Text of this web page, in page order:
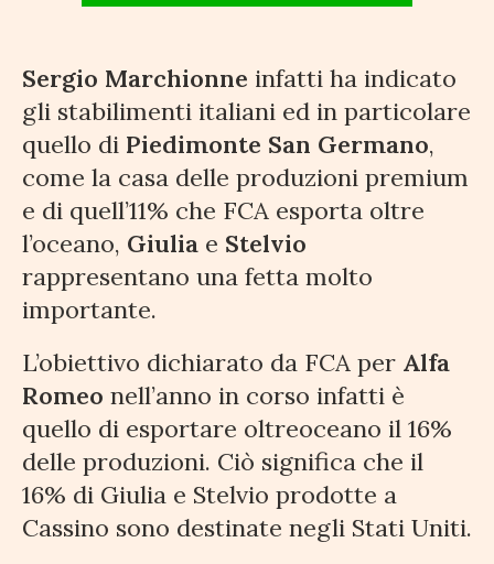
Sergio Marchionne infatti ha indicato
gli stabilimenti italiani ed in particolare
quello di Piedimonte San Germano,
come la casa delle produzioni premium
e di quell’11% che FCA esporta oltre
l’oceano, Giulia e Stelvio
rappresentano una fetta molto
importante.
L’obiettivo dichiarato da FCA per Alfa
Romeo nell’anno in corso infatti è
quello di esportare oltreoceano il 16%
delle produzioni. Ciò significa che il
16% di Giulia e Stelvio prodotte a
Cassino sono destinate negli Stati Uniti.